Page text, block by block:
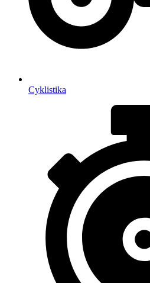
Cyklistika